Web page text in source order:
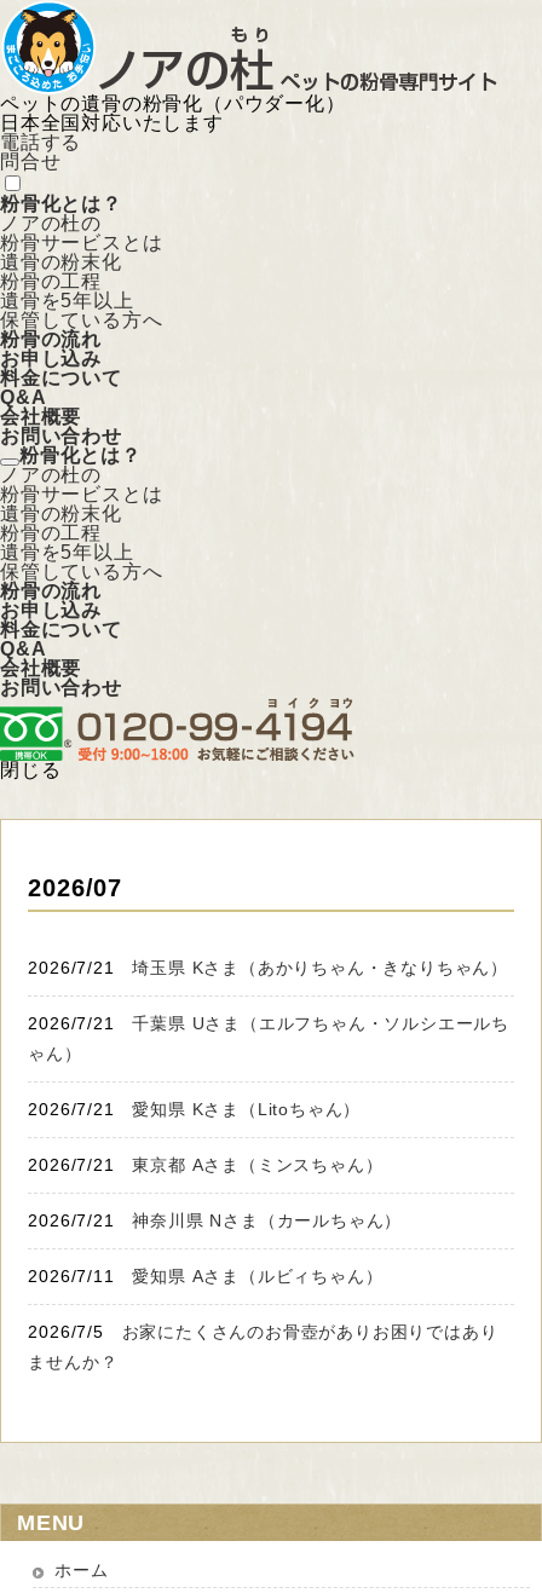
ペットの遺骨の粉骨化（パウダー化）
日本全国対応いたします
電話する
問合せ
粉骨化とは？
ノアの杜の
粉骨サービスとは
遺骨の粉末化
粉骨の工程
遺骨を5年以上
保管している方へ
粉骨の流れ
お申し込み
料金について
Q&A
会社概要
お問い合わせ
粉骨化とは？
ノアの杜の
粉骨サービスとは
遺骨の粉末化
粉骨の工程
遺骨を5年以上
保管している方へ
粉骨の流れ
お申し込み
料金について
Q&A
会社概要
お問い合わせ
閉じる
2026/07
2026/7/21 埼玉県 Kさま（あかりちゃん・きなりちゃん）
2026/7/21
千葉県 Uさま（エルフちゃん・ソルシエールち
ゃん）
2026/7/21 愛知県 Kさま（Litoちゃん）
2026/7/21 東京都 Aさま（ミンスちゃん）
2026/7/21 神奈川県 Nさま（カールちゃん）
2026/7/11 愛知県 Aさま（ルビィちゃん）
2026/7/5
お家にたくさんのお骨壺がありお困りではあり
ませんか？
MENU
ホーム